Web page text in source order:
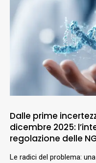
Dalle prime
dicembre 2025:
regolazione delle
Le radici del problema: